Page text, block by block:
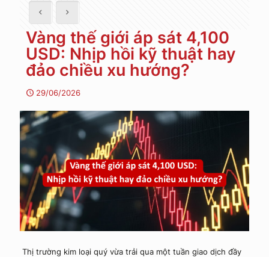
Vàng thế giới áp sát 4,100
USD: Nhịp hồi kỹ thuật hay
đảo chiều xu hướng?
29/06/2026
Thị trường kim loại quý vừa trải qua một tuần giao dịch đầy